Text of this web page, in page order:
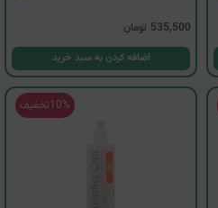
535,500 تومان
اضافه کردن به سبد خرید
10%تخفیف